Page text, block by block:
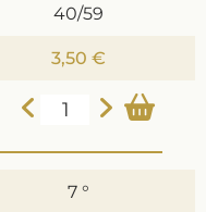
40/59
3,50 €
7 °